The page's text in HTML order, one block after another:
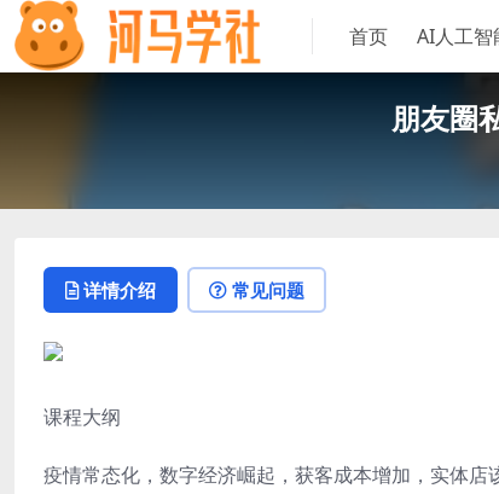
首页 AI人工
朋友圈
详情介绍 常见问题
课程大纲
疫情常态化，数字经济崛起，获客成本增加，实体店